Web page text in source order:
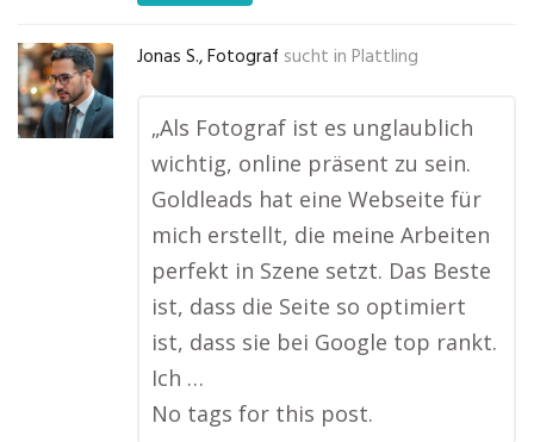
Jonas S., Fotograf sucht in Plattling
„Als Fotograf ist es unglaublich
wichtig, online präsent zu sein.
Goldleads hat eine Webseite für
mich erstellt, die meine Arbeiten
perfekt in Szene setzt. Das Beste
ist, dass die Seite so optimiert
ist, dass sie bei Google top rankt.
Ich …
No tags for this post.